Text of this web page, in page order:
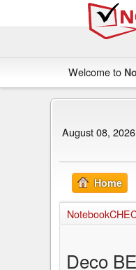
Welcome to
August 08,
Home
Deco